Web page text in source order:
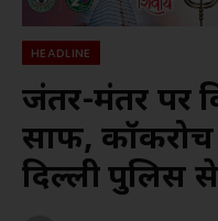
HEADLINE
जंतर-मंतर पर
साफ, कॉकरोच
दिल्ली पुलिस